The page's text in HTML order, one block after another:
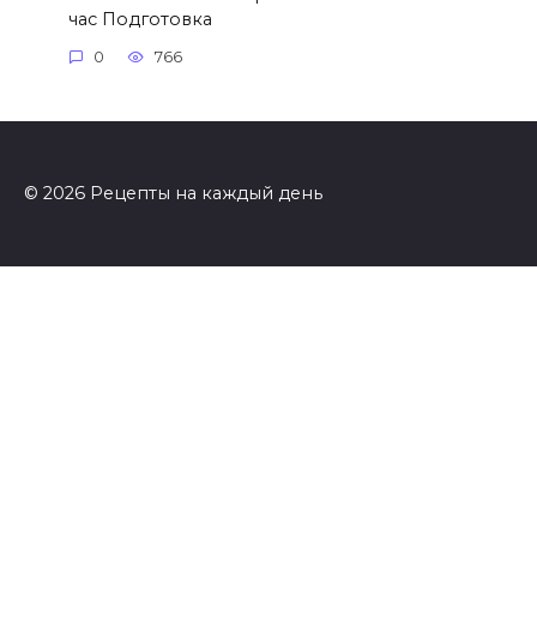
час Подготовка
0 766
© 2026 Рецепты на каждый день